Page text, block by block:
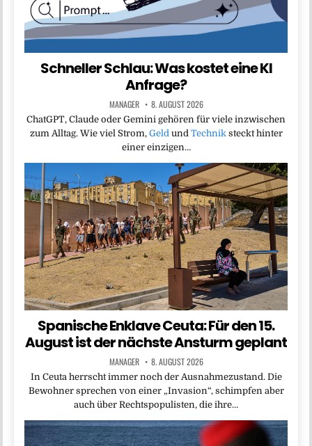
Schneller Schlau: Was kostet eine KI
Anfrage?
MANAGER 8. AUGUST 2026
ChatGPT, Claude oder Gemini gehören für viele inzwischen
zum Alltag. Wie viel Strom, Geld und Techniksteckt hinter
einer einzigen…
Spanische Enklave Ceuta: Für den 15.
August ist der nächste Ansturm geplant
MANAGER 8. AUGUST 2026
In Ceuta herrscht immer noch der Ausnahmezustand. Die
Bewohner sprechen von einer „Invasion“, schimpfen aber
auch über Rechtspopulisten, die ihre…